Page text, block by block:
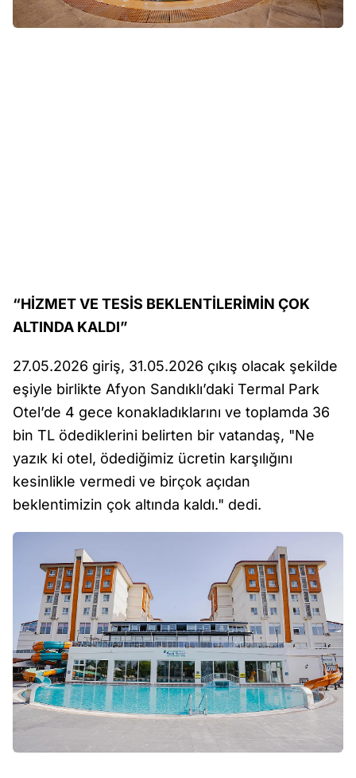
“HİZMET VE TESİS BEKLENTİLERİMİN ÇOK
ALTINDA KALDI”
27.05.2026 giriş, 31.05.2026 çıkış olacak şekilde
eşiyle birlikte Afyon Sandıklı’daki Termal Park
Otel’de 4 gece konakladıklarını ve toplamda 36
bin TL ödediklerini belirten bir vatandaş, "Ne
yazık ki otel, ödediğimiz ücretin karşılığını
kesinlikle vermedi ve birçok açıdan
beklentimizin çok altında kaldı." dedi.